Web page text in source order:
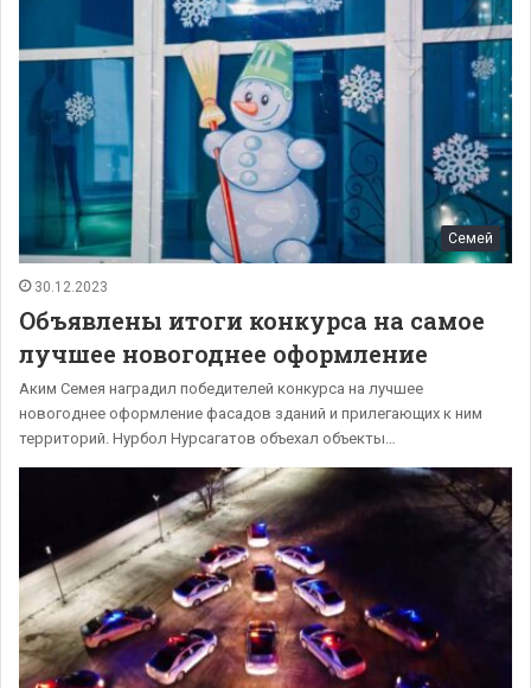
Семей
30.12.2023
Объявлены итоги конкурса на самое
лучшее новогоднее оформление
Аким Семея наградил победителей конкурса на лучшее
новогоднее оформление фасадов зданий и прилегающих к ним
территорий. Нурбол Нурсагатов объехал объекты…